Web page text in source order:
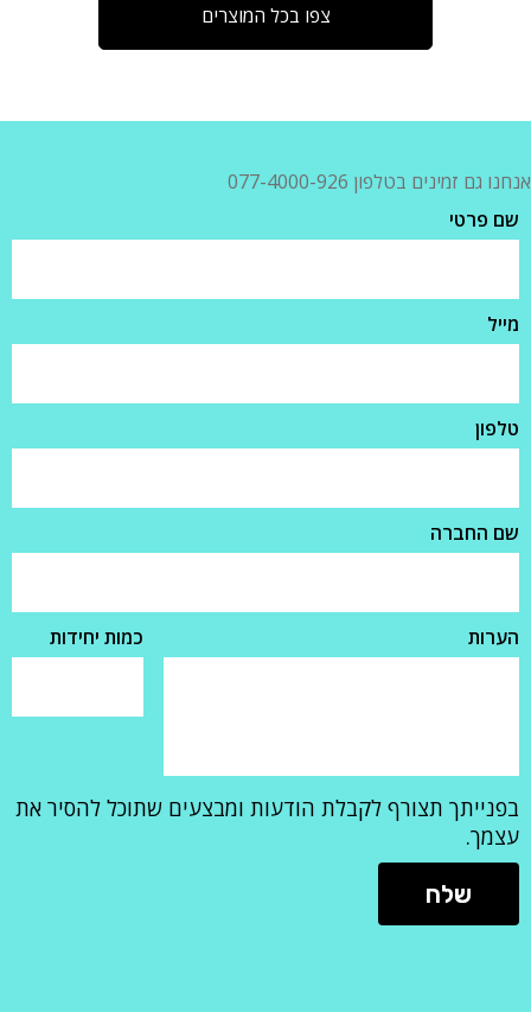
צפו בכל המוצרים
אנחנו גם זמינים בטלפון 077-4000-926
שם פרטי
מייל
טלפון
שם החברה
הערות כמות יחידות
בפנייתך תצורף לקבלת הודעות ומבצעים שתוכל להסיר את
עצמך.